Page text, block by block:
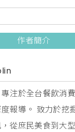
作者簡介
注於全台餐飲消
報導。 致力於挖
從庶民美食到大